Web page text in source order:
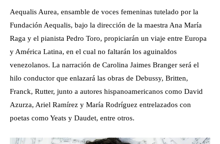
Aequalis Aurea, ensamble de voces femeninas tutelado por la
Fundación Aequalis, bajo la dirección de la maestra Ana María
Raga y el pianista Pedro Toro, propiciarán un viaje entre Europa
y América Latina, en el cual no faltarán los aguinaldos
venezolanos. La narración de Carolina Jaimes Branger será el
hilo conductor que enlazará las obras de Debussy, Britten,
Franck, Rutter, junto a autores hispanoamericanos como David
Azurza, Ariel Ramírez y María Rodríguez entrelazados con
poetas como Yeats y Daudet, entre otros.